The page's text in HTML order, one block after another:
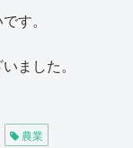
す。
ました。
農業